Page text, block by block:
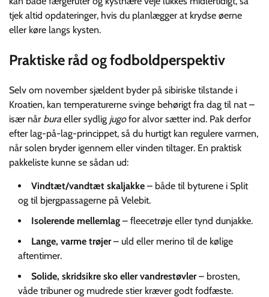
tjek altid opdateringer, hvis du planlægger at krydse øerne
eller køre langs kysten.
Praktiske råd og fodboldperspektiv
Selv om november sjældent byder på sibiriske tilstande i
Kroatien, kan temperaturerne svinge behørigt fra dag til nat –
især når bura eller sydlig jugofor alvor sætter ind. Pak derfor
efter lag-på-lag-princippet, så du hurtigt kan regulere varmen,
når solen bryder igennem eller vinden tiltager. En praktisk
pakkeliste kunne se sådan ud:
Vindtæt/vandtæt skaljakke – både til byturene i Split
og til bjergpassagerne på Velebit.
Isolerende mellemlag – fleecetrøje eller tynd dunjakke.
Lange, varme trøjer– uld eller merino til de kølige
aftentimer.
Solide, skridsikre sko eller vandrestøvler– brosten,
våde tribuner og mudrede stier kræver godt fodfæste.